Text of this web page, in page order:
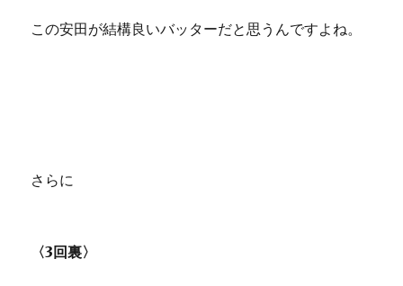
この安田が結構良いバッターだと思うんですよね。
さらに
〈3回裏〉